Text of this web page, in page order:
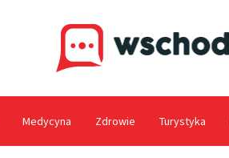
Medycyna Zdrowie Turystyka